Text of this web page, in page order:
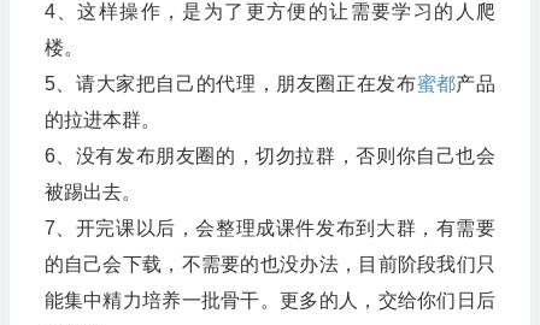
4、这样操作，是为了更方便的让需要学习的人爬
楼。
5、请大家把自己的代理，朋友圈正在发布蜜都产品
的拉进本群。
6、没有发布朋友圈的，切勿拉群，否则你自己也会
被踢出去。
7、开完课以后，会整理成课件发布到大群，有需要
的自己会下载，不需要的也没办法，目前阶段我们只
能集中精力培养一批骨干。更多的人，交给你们日后